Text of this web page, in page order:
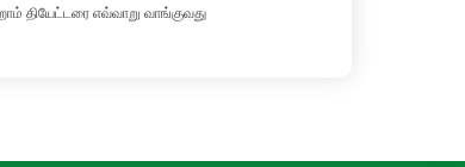
தியேட்டரை எவ்வாறு வாங்குவது